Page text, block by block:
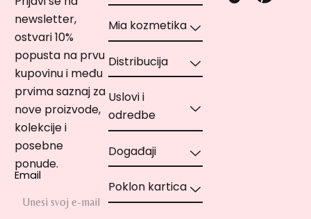
newsletter,
ostvari 10%
popusta na prvu
kupovinu i među
prvima saznaj za
nove proizvode,
kolekcije i
posebne
ponude.
Email
Mia kozmetika
Distribucija
Uslovi i
odredbe
Događaji
Poklon kartica